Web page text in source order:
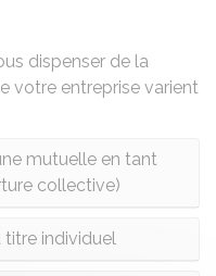
dispenser de la
votre entreprise varient
mutuelle en tant
collective)
titre individuel